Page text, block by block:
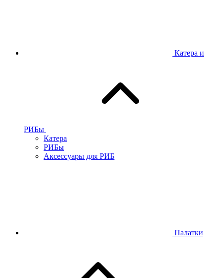
Катера и
РИБы
Катера
РИБы
Аксессуары для РИБ
Палатки